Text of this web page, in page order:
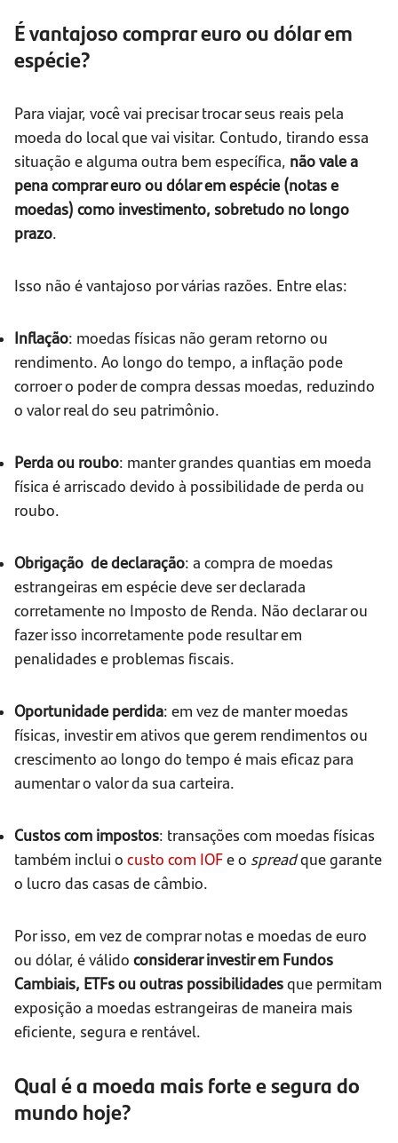
É vantajoso comprar euro ou dólar em
espécie?
Para viajar, você vai precisar trocar seus reais pela
moeda do local que vai visitar. Contudo, tirando essa
situação e alguma outra bem específica, não vale a
pena comprar euro ou dólar em espécie (notas e
moedas) como investimento, sobretudo no longo
prazo.
Isso não é vantajoso por várias razões. Entre elas:
Inflação: moedas físicas não geram retorno ou
rendimento. Ao longo do tempo, a inflação pode
corroer o poder de compra dessas moedas, reduzindo
o valor real do seu patrimônio.
Perda ou roubo: manter grandes quantias em moeda
física é arriscado devido à possibilidade de perda ou
roubo.
Obrigação de declaração: a compra de moedas
estrangeiras em espécie deve ser declarada
corretamente no Imposto de Renda. Não declarar ou
fazer isso incorretamente pode resultar em
penalidades e problemas fiscais.
Oportunidade perdida: em vez de manter moedas
físicas, investir em ativos que gerem rendimentos ou
crescimento ao longo do tempo é mais eficaz para
aumentar o valor da sua carteira.
Custos com impostos: transações com moedas físicas
também inclui o custo com IOFe o spreadque garante
o lucro das casas de câmbio.
Por isso, em vez de comprar notas e moedas de euro
ou dólar, é válido considerar investir em Fundos
Cambiais, ETFs ou outras possibilidadesque permitam
exposição a moedas estrangeiras de maneira mais
eficiente, segura e rentável.
Qual é a moeda mais forte e segura do
mundo hoje?